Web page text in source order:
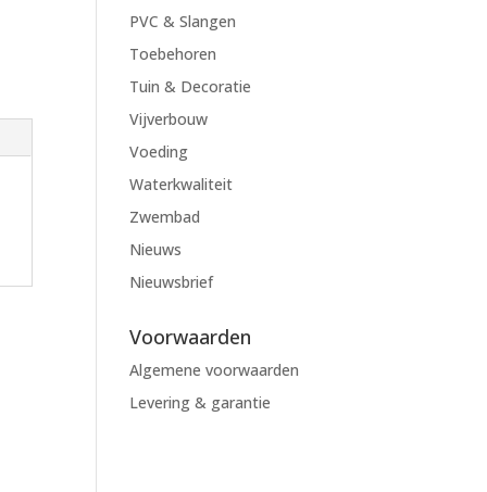
PVC & Slangen
Toebehoren
Tuin & Decoratie
Vijverbouw
Voeding
Waterkwaliteit
Zwembad
Nieuws
Nieuwsbrief
Voorwaarden
Algemene voorwaarden
Levering & garantie